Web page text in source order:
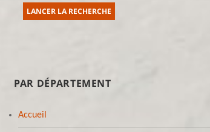
PAR DÉPARTEMENT
Accueil